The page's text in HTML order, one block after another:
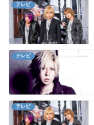
テレビ
テレビ
テレビ